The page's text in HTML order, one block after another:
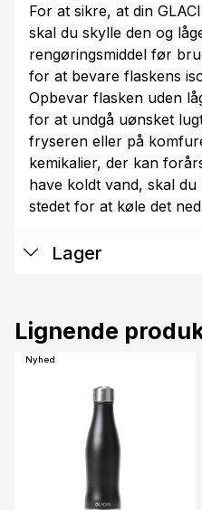
For at sikre, at din
skal du skylle den og
rengøringsmiddel før
for at bevare flaskens
Opbevar flasken uden
for at undgå uønsket
fryseren eller på
kemikalier, der kan
have koldt vand, skal
stedet for at køle det
Lager
Lignende
Nyhed